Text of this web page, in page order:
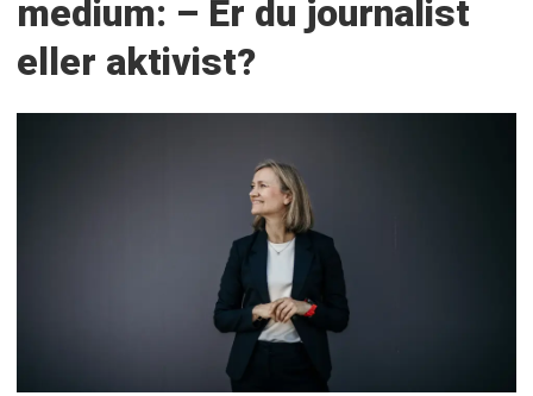
medium: – Er du journalist
eller aktivist?